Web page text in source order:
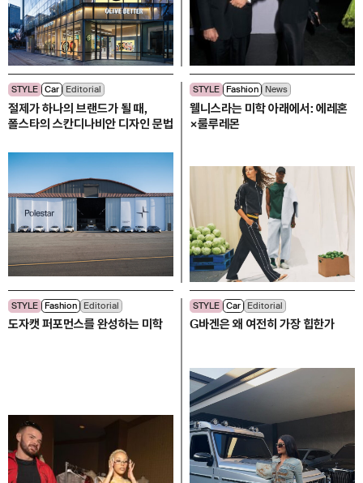
STYLE Car Editorial
절제가 하나의 브랜드가 될 때,
폴스타의 스칸디나비안 디자인 문법
STYLE Fashion News
웰니스라는 미학 아래에서: 에레혼
×룰루레몬
STYLE Fashion Editorial
도자캣 퍼포먼스를 완성하는 미학
STYLE Car Editorial
G바겐은 왜 여전히 가장 힙한가